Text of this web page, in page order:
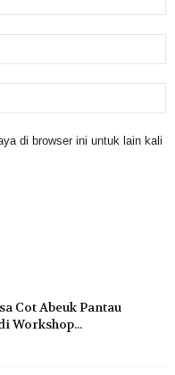
di browser ini untuk lain kali
Cot Abeuk Pantau
Workshop...